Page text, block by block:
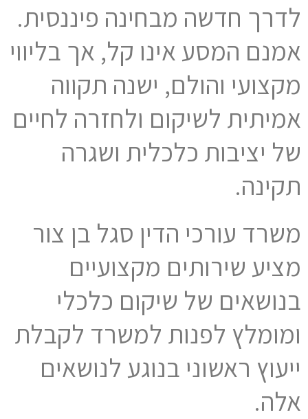
לדרך חדשה מבחינה פיננסית.
אמנם המסע אינו קל, אך בליווי
מקצועי והולם, ישנה תקווה
אמיתית לשיקום ולחזרה לחיים
של יציבות כלכלית ושגרה
תקינה.
משרד עורכי הדין סגל בן צור
מציע שירותים מקצועיים
בנושאים של שיקום כלכלי
ומומלץ לפנות למשרד לקבלת
ייעוץ ראשוני בנוגע לנושאים
אלה.